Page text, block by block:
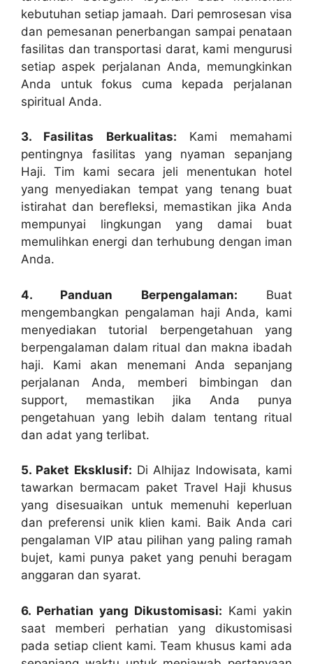
kebutuhan setiap jamaah. Dari pemrosesan visa
dan pemesanan penerbangan sampai penataan
fasilitas dan transportasi darat, kami mengurusi
setiap aspek perjalanan Anda, memungkinkan
Anda untuk fokus cuma kepada perjalanan
spiritual Anda.
3. Fasilitas Berkualitas: Kami memahami
pentingnya fasilitas yang nyaman sepanjang
Haji. Tim kami secara jeli menentukan hotel
yang menyediakan tempat yang tenang buat
istirahat dan berefleksi, memastikan jika Anda
mempunyai lingkungan yang damai buat
memulihkan energi dan terhubung dengan iman
Anda.
4. Panduan Berpengalaman: Buat
mengembangkan pengalaman haji Anda, kami
menyediakan tutorial berpengetahuan yang
berpengalaman dalam ritual dan makna ibadah
haji. Kami akan menemani Anda sepanjang
perjalanan Anda, memberi bimbingan dan
support, memastikan jika Anda punya
pengetahuan yang lebih dalam tentang ritual
dan adat yang terlibat.
5. Paket Eksklusif: Di Alhijaz Indowisata, kami
tawarkan bermacam paket Travel Haji khusus
yang disesuaikan untuk memenuhi keperluan
dan preferensi unik klien kami. Baik Anda cari
pengalaman VIP atau pilihan yang paling ramah
bujet, kami punya paket yang penuhi beragam
anggaran dan syarat.
6. Perhatian yang Dikustomisasi: Kami yakin
saat memberi perhatian yang dikustomisasi
pada setiap client kami. Team khusus kami ada